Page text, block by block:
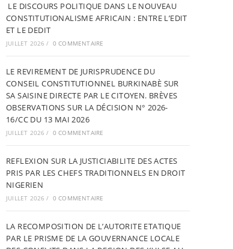
LE DISCOURS POLITIQUE DANS LE NOUVEAU
CONSTITUTIONALISME AFRICAIN : ENTRE L’EDIT
ET LE DEDIT
JUILLET 2026 / 0 COMMENTAIRE
LE REVIREMENT DE JURISPRUDENCE DU
CONSEIL CONSTITUTIONNEL BURKINABÈ SUR
SA SAISINE DIRECTE PAR LE CITOYEN. BRÈVES
OBSERVATIONS SUR LA DÉCISION N° 2026-
16/CC DU 13 MAI 2026
JUILLET 2026 / 0 COMMENTAIRE
REFLEXION SUR LA JUSTICIABILITE DES ACTES
PRIS PAR LES CHEFS TRADITIONNELS EN DROIT
NIGERIEN
JUILLET 2026 / 0 COMMENTAIRE
LA RECOMPOSITION DE L’AUTORITE ETATIQUE
PAR LE PRISME DE LA GOUVERNANCE LOCALE